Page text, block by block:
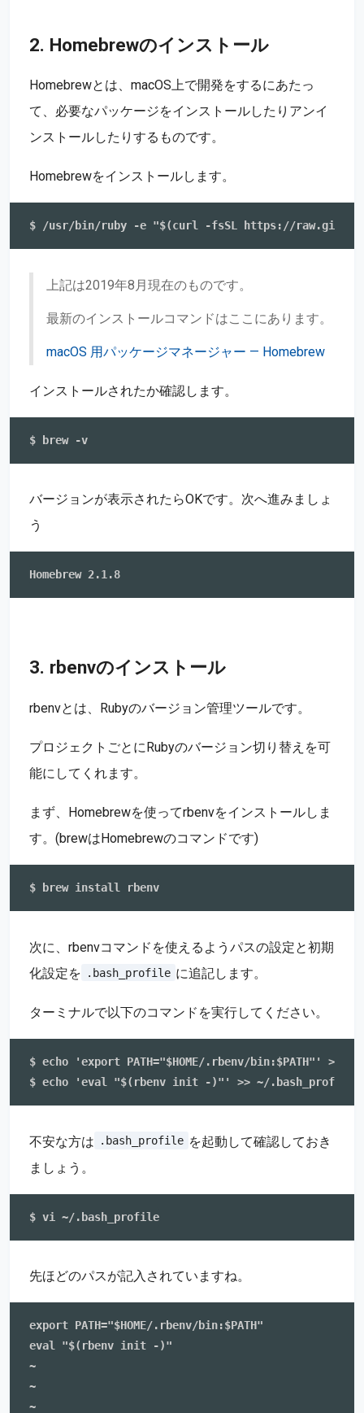
2. Homebrewのインストール
Homebrewとは、macOS上で開発をするにあたっ
て、必要なパッケージをインストールしたりアンイ
ンストールしたりするものです。
Homebrewをインストールします。
上記は2019年8月現在のものです。
最新のインストールコマンドはここにあります。
macOS 用パッケージマネージャー — Homebrew
インストールされたか確認します。
バージョンが表示されたらOKです。次へ進みましょ
う
3. rbenvのインストール
rbenvとは、Rubyのバージョン管理ツールです。
プロジェクトごとにRubyのバージョン切り替えを可
能にしてくれます。
まず、Homebrewを使ってrbenvをインストールしま
す。(brewはHomebrewのコマンドです)
次に、rbenvコマンドを使えるようパスの設定と初期
化設定を
.bash_profile に追記します。
ターミナルで以下のコマンドを実行してください。
$ echo 'export PATH="$HOME/.rbenv/bin:$PATH"' >>
不安な方は .bash_profile を起動して確認しておき
ましょう。
先ほどのパスが記入されていますね。
export PATH="$HOME/.rbenv/bin:$PATH"
eval "$(rbenv init -)"